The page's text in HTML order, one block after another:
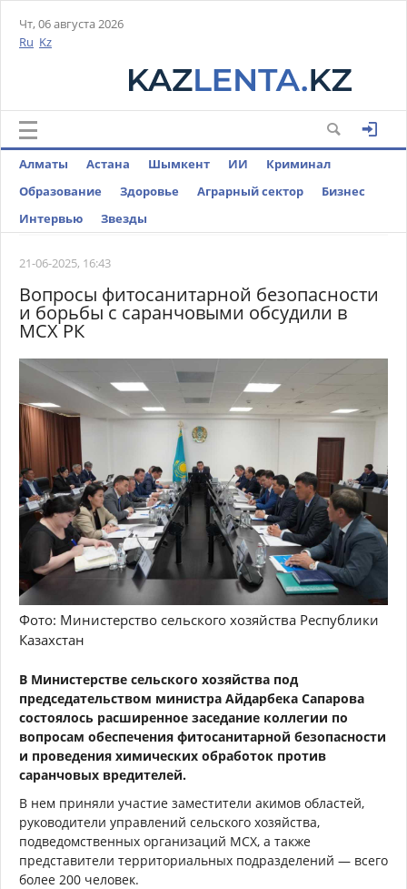
Чт, 06 августа 2026
Ru Kz
Алматы Астана Шымкент ИИ
Криминал
Образование
Здоровье Аграрный сектор
Бизнес
Интервью
Звезды
21-06-2025, 16:43
Вопросы фитосанитарной безопасности
и борьбы с саранчовыми обсудили в
МСХ РК
Фото: Министерство сельского хозяйства Республики
Казахстан
В Министерстве сельского хозяйства под
председательством министра Айдарбека Сапарова
состоялось расширенное заседание коллегии по
вопросам обеспечения фитосанитарной безопасности
и проведения химических обработок против
саранчовых вредителей.
В нем приняли участие заместители акимов областей,
руководители управлений сельского хозяйства,
подведомственных организаций МСХ, а также
представители территориальных подразделений — всего
более 200 человек.